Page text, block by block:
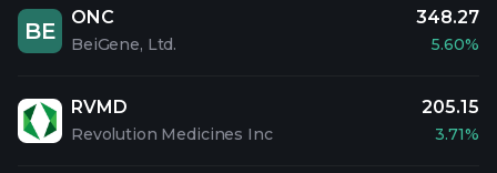
BE
ONC
BeiGene, Ltd.
348.27
5.60%
RVMD
Revolution Medicines Inc
205.15
3.71%